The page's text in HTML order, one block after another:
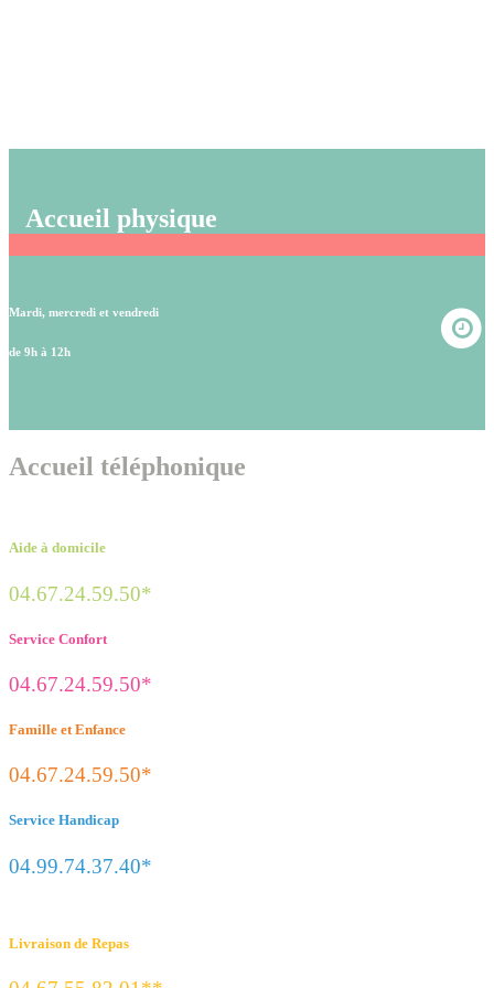
Accueil physique
Mardi, mercredi et vendredi
de 9h à 12h
Accueil téléphonique
Aide à domicile
04.67.24.59.50*
Service Confort
04.67.24.59.50*
Famille et Enfance
04.67.24.59.50*
Service Handicap
04.99.74.37.40*
Livraison de Repas